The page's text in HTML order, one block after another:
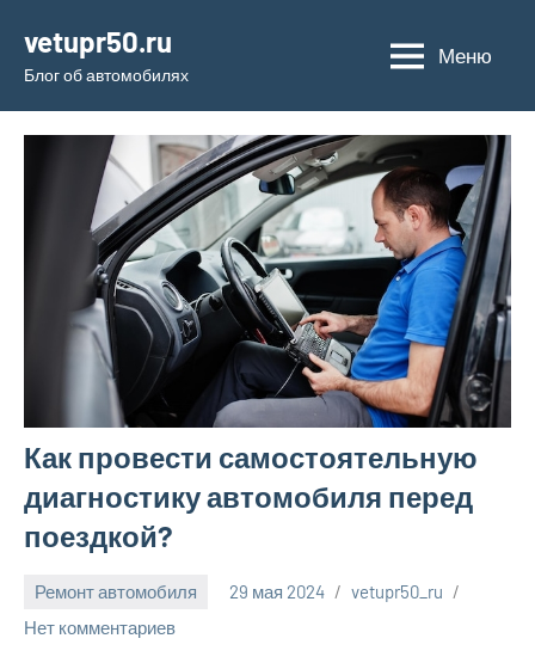
содержимому
vetupr50.ru
Блог об автомобилях
Меню
Как провести самостоятельную
диагностику автомобиля перед
поездкой?
Ремонт автомобиля 29 мая 2024
vetupr50_ru
Нет комментариев